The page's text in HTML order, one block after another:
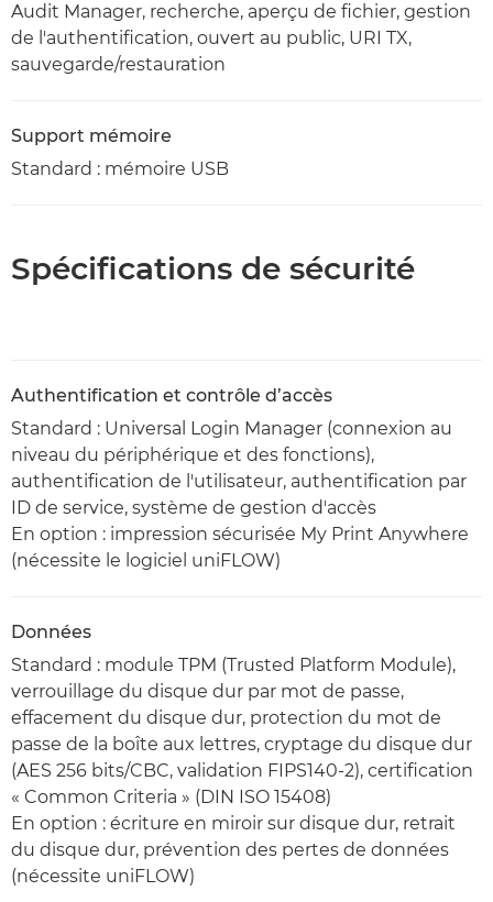
Audit Manager, recherche, aperçu de fichier, gestion
de l'authentification, ouvert au public, URI TX,
sauvegarde/restauration
Support mémoire
Standard : mémoire USB
Spécifications de sécurité
Authentification et contrôle d’accès
Standard : Universal Login Manager (connexion au
niveau du périphérique et des fonctions),
authentification de l'utilisateur, authentification par
ID de service, système de gestion d'accès
En option : impression sécurisée My Print Anywhere
(nécessite le logiciel uniFLOW)
Données
Standard : module TPM (Trusted Platform Module),
verrouillage du disque dur par mot de passe,
effacement du disque dur, protection du mot de
passe de la boîte aux lettres, cryptage du disque dur
(AES 256 bits/CBC, validation FIPS140-2), certification
« Common Criteria » (DIN ISO 15408)
En option : écriture en miroir sur disque dur, retrait
du disque dur, prévention des pertes de données
(nécessite uniFLOW)